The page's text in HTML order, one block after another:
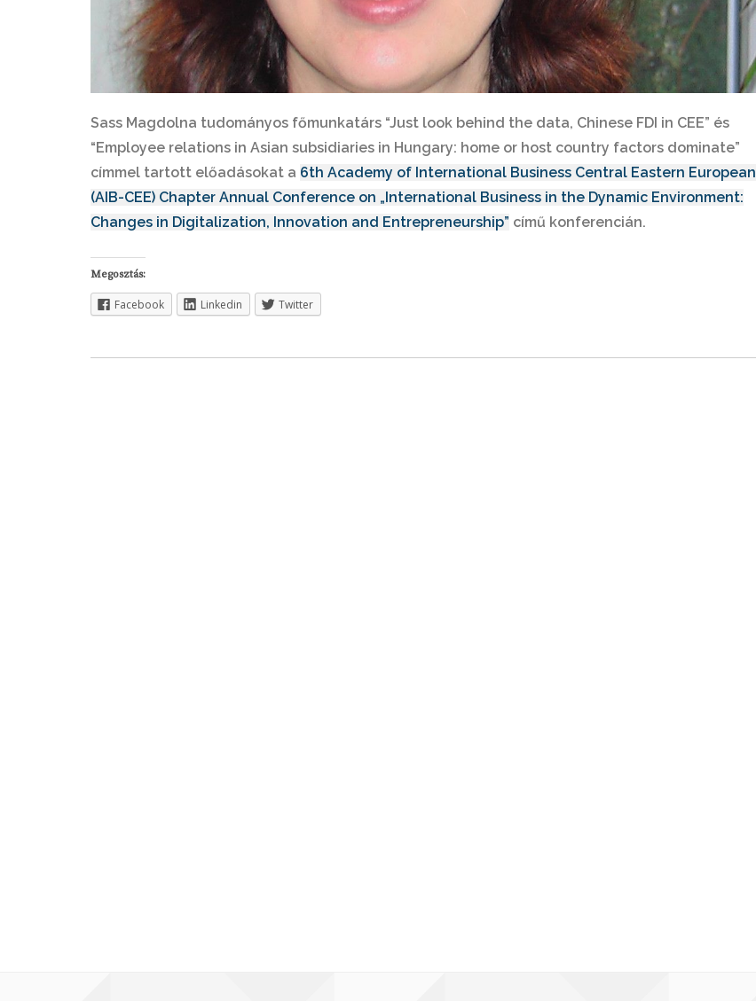
Sass Magdolna tudományos főmunkatárs “Just look behind the data, Chinese FDI in CEE” és
“Employee relations in Asian subsidiaries in Hungary: home or host country factors dominate”
címmel tartott előadásokat a 6th Academy of International Business Central Eastern European
(AIB-CEE) Chapter Annual Conference on „International Business in the Dynamic Environment:
Changes in Digitalization, Innovation and Entrepreneurship” című konferencián.
Megosztás:
Facebook Linkedin Twitter